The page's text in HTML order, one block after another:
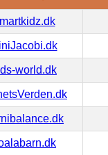
world.dk